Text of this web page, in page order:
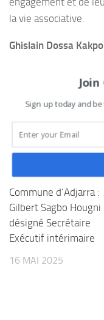
la vie associative.
Ghislain Dossa Kakpo
VOUS
Commune d’Adjarra :
Gilbert Sagbo Hougni
désigné Secrétaire
Exécutif intérimaire
16 MAI 2025
Sign up today and